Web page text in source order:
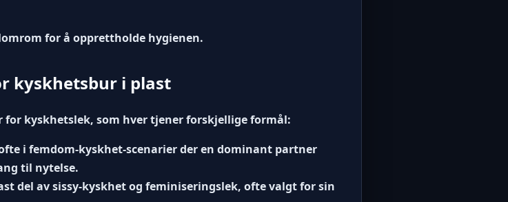
for å opprettholde hygienen.
kyskhetsbur i plast
kyskhetslek, som hver tjener forskjellige formål:
i femdom-kyskhet-scenarier der en dominant partner
til nytelse.
del avsissy-kyskhetog feminiseringslek, ofte valgt for sin